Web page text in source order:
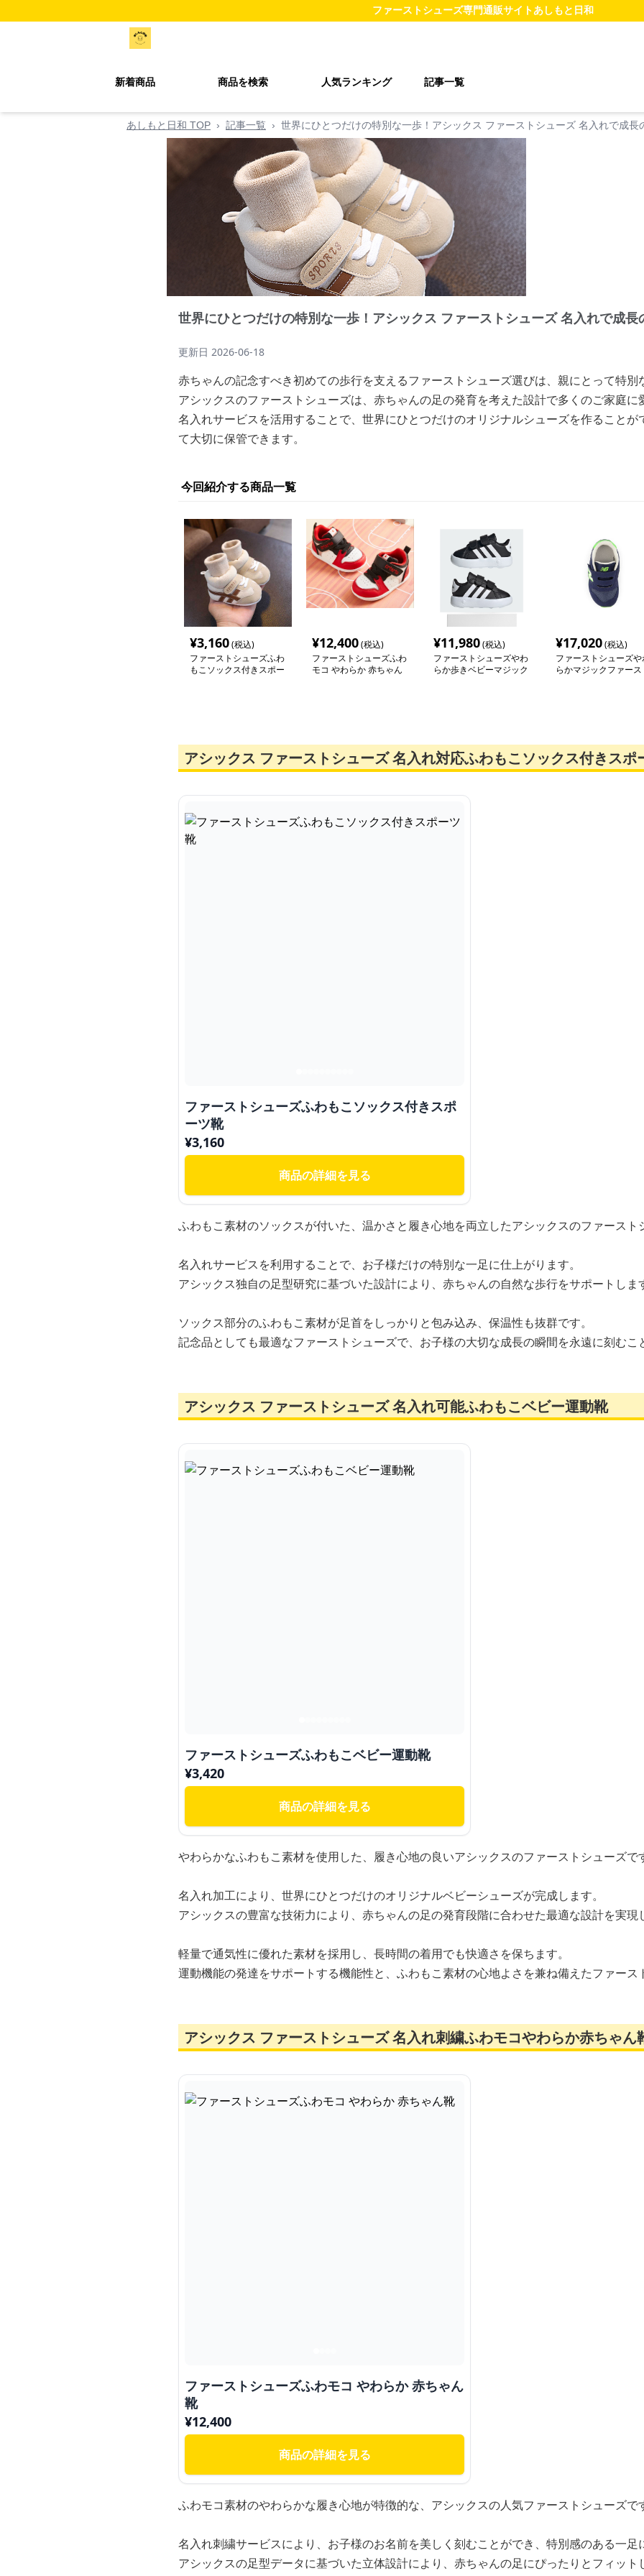
ファーストシューズ専門通販サイトあしもと日和
新着商品 商品を検索 人気ランキング 記事一覧
あしもと日和 TOP › 記事一覧 › 世界にひとつだけの特別な一歩！アシックス ファーストシューズ 名入れで成長
世界にひとつだけの特別な一歩！アシックス ファーストシューズ 名入れで成
更新日 2026-06-18
赤ちゃんの記念すべき初めての歩行を支えるファーストシューズ選びは、親にとって特別
アシックスのファーストシューズは、赤ちゃんの足の発育を考えた設計で多くのご家庭に
名入れサービスを活用することで、世界にひとつだけのオリジナルシューズを作ることが
て大切に保管できます。
今回紹介する商品一覧
¥3,160(税込)
ファーストシューズふわ
もこソックス付きスポー
¥12,400(税込)
ファーストシューズふわ
モコ やわらか 赤ちゃん
¥11,980(税込)
ファーストシューズやわ
らか歩きベビーマジック
¥17,020(税込)
ファーストシューズや
らかマジックファース
アシックス ファーストシューズ 名入れ対応ふわもこソックス付きスポ
ファーストシューズふわもこソックス付きスポ
ーツ靴
¥3,160
商品の詳細を見る
ふわもこ素材のソックスが付いた、温かさと履き心地を両立したアシックスのファースト
名入れサービスを利用することで、お子様だけの特別な一足に仕上がります。
アシックス独自の足型研究に基づいた設計により、赤ちゃんの自然な歩行をサポートしま
ソックス部分のふわもこ素材が足首をしっかりと包み込み、保温性も抜群です。
記念品としても最適なファーストシューズで、お子様の大切な成長の瞬間を永遠に刻むこ
アシックス ファーストシューズ 名入れ可能ふわもこベビー運動靴
ファーストシューズふわもこベビー運動靴
¥3,420
商品の詳細を見る
やわらかなふわもこ素材を使用した、履き心地の良いアシックスのファーストシューズで
名入れ加工により、世界にひとつだけのオリジナルベビーシューズが完成します。
アシックスの豊富な技術力により、赤ちゃんの足の発育段階に合わせた最適な設計を実現
軽量で通気性に優れた素材を採用し、長時間の着用でも快適さを保ちます。
運動機能の発達をサポートする機能性と、ふわもこ素材の心地よさを兼ね備えたファース
アシックス ファーストシューズ 名入れ刺繍ふわモコやわらか赤ちゃん
ファーストシューズふわモコ やわらか 赤ちゃん
靴
¥12,400
商品の詳細を見る
ふわモコ素材のやわらかな履き心地が特徴的な、アシックスの人気ファーストシューズで
名入れ刺繍サービスにより、お子様のお名前を美しく刻むことができ、特別感のある一足
アシックスの足型データに基づいた立体設計により、赤ちゃんの足にぴったりとフィット